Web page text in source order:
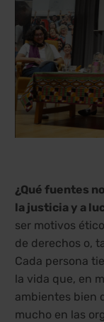
¿Qué fuentes
la justicia y a
ser motivos
de derechos o,
Cada persona
la vida que, en
ambientes bien
mucho en las